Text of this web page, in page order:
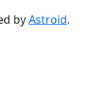
byAstroid.